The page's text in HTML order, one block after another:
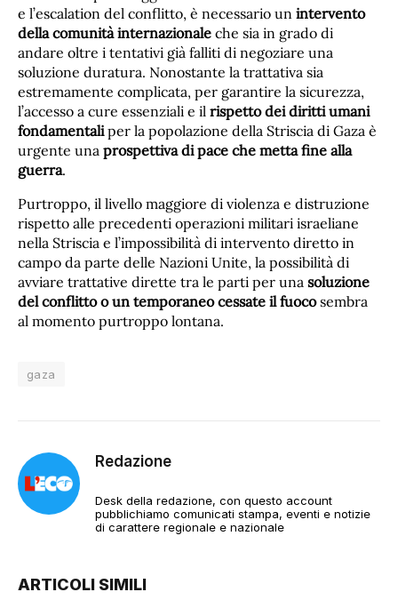
e l’escalation del conflitto, è necessario un intervento
della comunità internazionale che sia in grado di
andare oltre i tentativi già falliti di negoziare una
soluzione duratura. Nonostante la trattativa sia
estremamente complicata, per garantire la sicurezza,
l’accesso a cure essenziali e il rispetto dei diritti umani
fondamentaliper la popolazione della Striscia di Gaza è
urgente una prospettiva di pace che metta fine alla
guerra.
Purtroppo, il livello maggiore di violenza e distruzione
rispetto alle precedenti operazioni militari israeliane
nella Striscia e l’impossibilità di intervento diretto in
campo da parte delle Nazioni Unite, la possibilità di
avviare trattative dirette tra le parti per una soluzione
del conflitto o un temporaneo cessate il fuocosembra
al momento purtroppo lontana.
gaza
Redazione
Desk della redazione, con questo account
pubblichiamo comunicati stampa, eventi e notizie
di carattere regionale e nazionale
ARTICOLI SIMILI